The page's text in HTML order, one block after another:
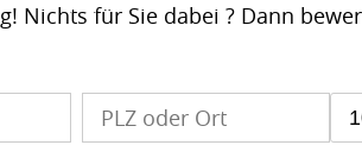
Nichts für Sie dabei ? Dann